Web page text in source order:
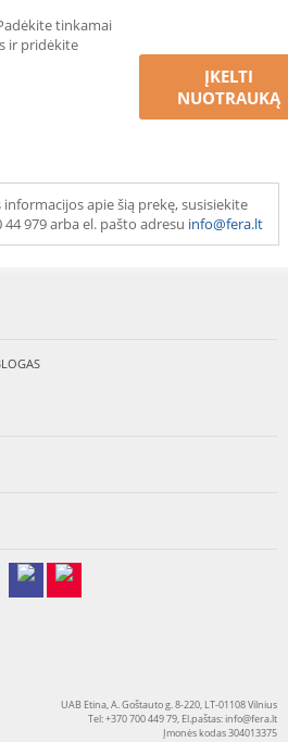
tinkamai
ir pridėkite
ĮKELTI
NUOTRAUKĄ
apie šią prekę, susisiekite
979 arba el. pašto adresu info@fera.lt
UAB Etina, A. Goštauto g. 8-220, LT-01108 Vilnius
Tel: +370 700 449 79, El.paštas:info@fera.lt
Įmonės kodas 304013375